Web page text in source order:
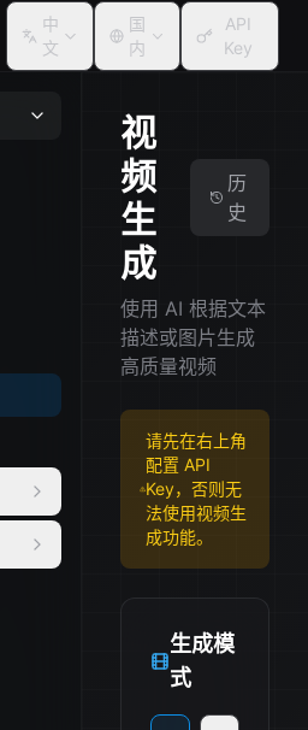
中
文
国
内
API
Key
视
频
生
成
历
史
使用 AI 根据文本
描述或图片生成
高质量视频
请先在右上角
配置 API
Key，否则无
法使用视频生
成功能。
生成模
式